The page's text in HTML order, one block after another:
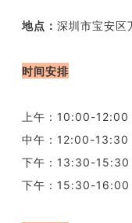
地点： 深圳市宝安区
时间安排
上午： 10:00-12:00
中午： 12:00-13:30
下午： 13:30-15:30
下午： 15:30-16:00